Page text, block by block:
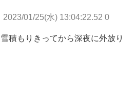
2023/01/25(水) 13:04:22.52 0
積もりきってから深夜に外放り